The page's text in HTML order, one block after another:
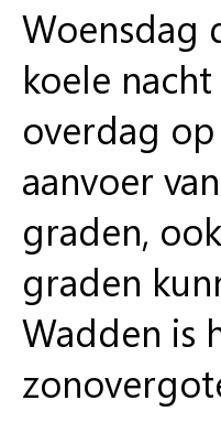
Woensdag
koele
overdag
aanvoer
graden,
graden
Wadden is